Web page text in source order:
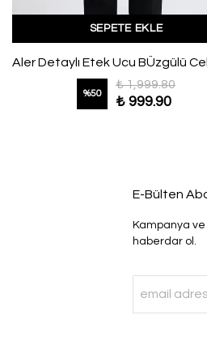
SEPETE EKLE
%50
₺ 1,999.80
₺ 999.90
E-Bülten
Kampanya
haberdar ol.